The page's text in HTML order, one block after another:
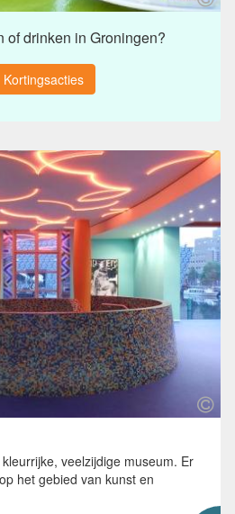
of drinken in Groningen?
Kortingsacties
veelzijdige museum. Er
het gebied van kunst en